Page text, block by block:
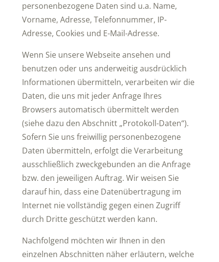
personenbezogene Daten sind u.a. Name,
Vorname, Adresse, Telefonnummer, IP-
Adresse, Cookies und E-Mail-Adresse.
Wenn Sie unsere Webseite ansehen und
benutzen oder uns anderweitig ausdrücklich
Informationen übermitteln, verarbeiten wir die
Daten, die uns mit jeder Anfrage Ihres
Browsers automatisch übermittelt werden
(siehe dazu den Abschnitt „Protokoll-Daten“).
Sofern Sie uns freiwillig personenbezogene
Daten übermitteln, erfolgt die Verarbeitung
ausschließlich zweckgebunden an die Anfrage
bzw. den jeweiligen Auftrag. Wir weisen Sie
darauf hin, dass eine Datenübertragung im
Internet nie vollständig gegen einen Zugriff
durch Dritte geschützt werden kann.
Nachfolgend möchten wir Ihnen in den
einzelnen Abschnitten näher erläutern, welche